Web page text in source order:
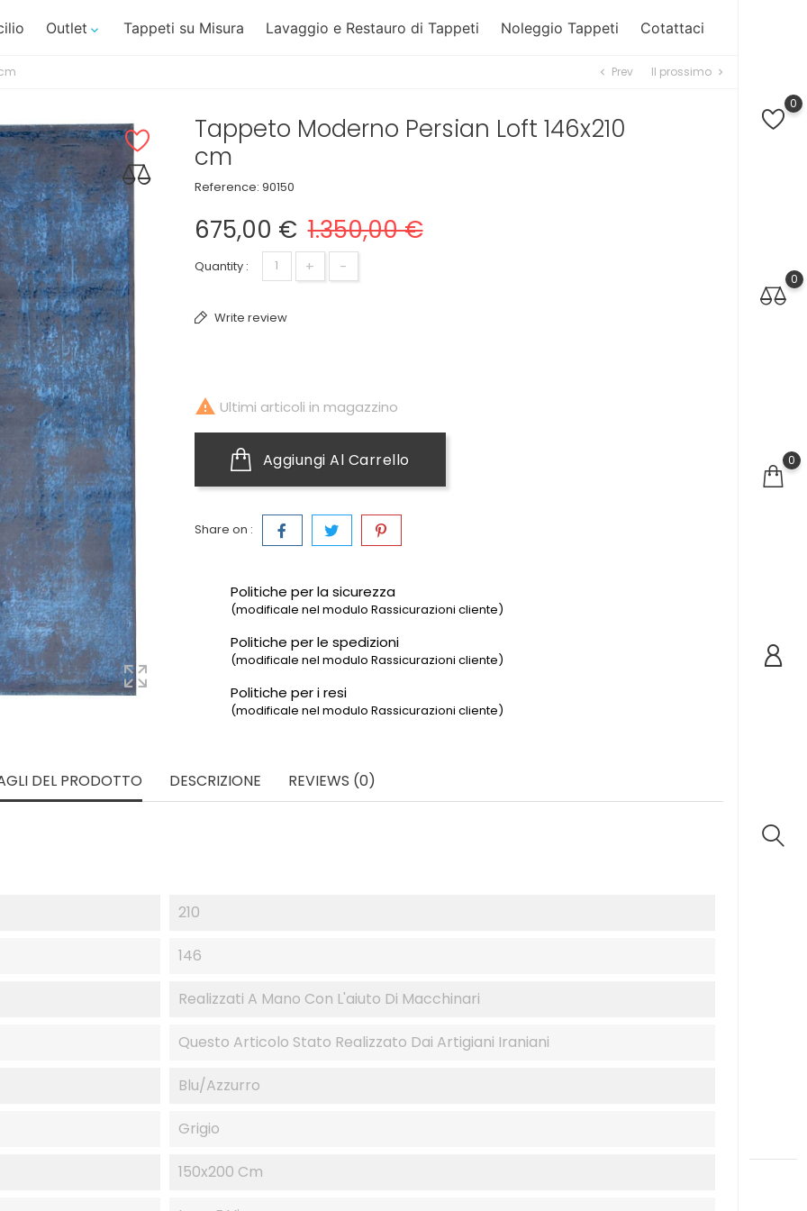
0
0
0
Outlet  Tappeti su Misura Lavaggio e Restauro di Tappeti Noleggio Tappeti Cotattaci
chevron_left Prev Il prossimo chevron_right
Tappeto Moderno Persian Loft 146x210
cm
Reference: 90150
675,00 € 1.350,00 €
Quantity : + -
Write review
 Ultimi articoli in magazzino
Aggiungi Al Carrello
Share on :
Politiche per la sicurezza
(modificale nel modulo Rassicurazioni cliente)
Politiche per le spedizioni
(modificale nel modulo Rassicurazioni cliente)
Politiche per i resi
(modificale nel modulo Rassicurazioni cliente)
DEL PRODOTTO DESCRIZIONE REVIEWS (0)
210
146
Realizzati A Mano Con L'aiuto Di Macchinari
Questo Articolo Stato Realizzato Dai Artigiani Iraniani
Blu/Azzurro
Grigio
150x200 Cm